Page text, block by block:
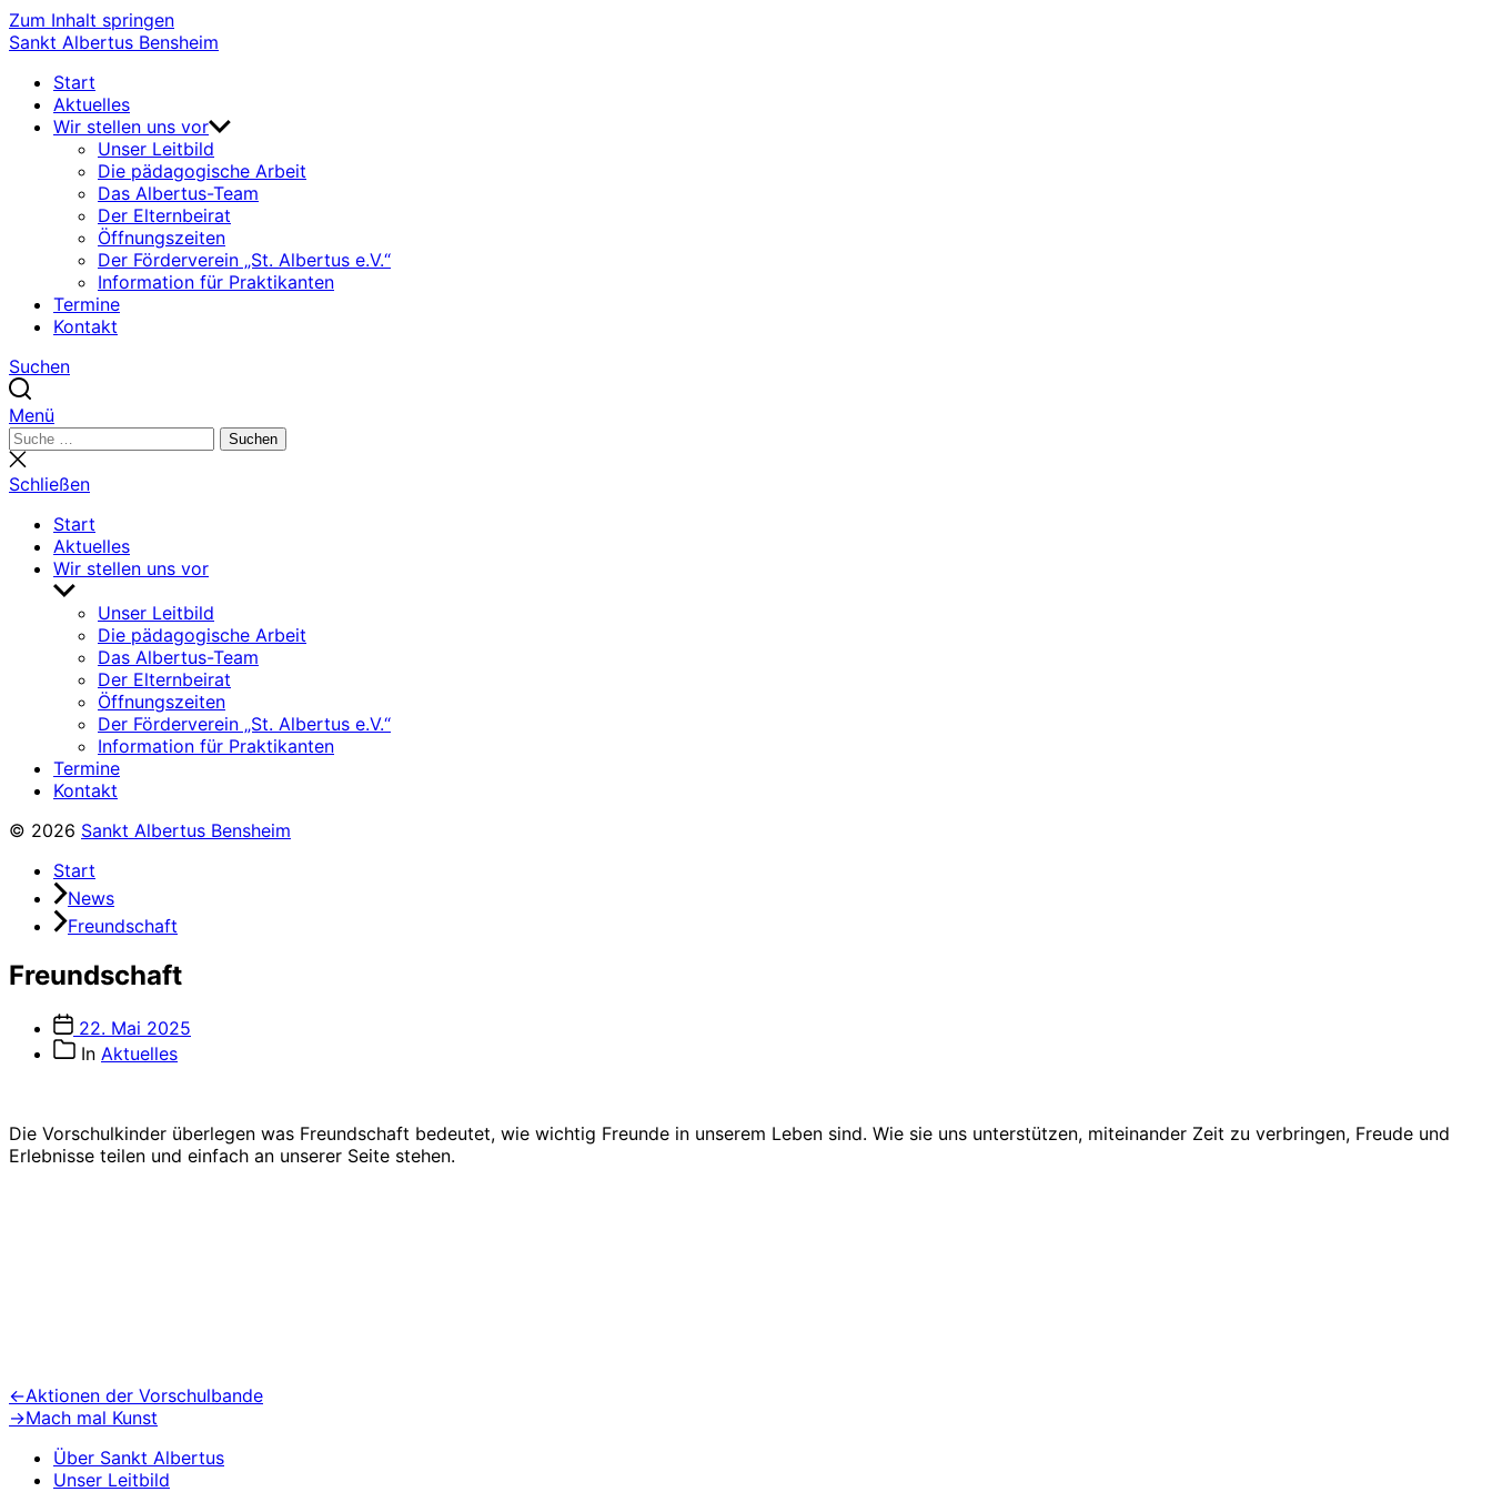
Zum Inhalt springen
Sankt Albertus Bensheim
Start
Aktuelles
Wir stellen uns vor
Unser Leitbild
Die pädagogische Arbeit
Das Albertus-Team
Der Elternbeirat
Öffnungszeiten
Der Förderverein „St. Albertus e.V.“
Information für Praktikanten
Termine
Kontakt
Suchen
Menü
Suchen
nach:
Suchen
Suche
schließen
Schließen
Start
Aktuelles
Wir stellen uns vor
Untermenü
anzeigenUnser Leitbild
Die pädagogische Arbeit
Das Albertus-Team
Der Elternbeirat
Öffnungszeiten
Der Förderverein „St. Albertus e.V.“
Information für Praktikanten
Termine
Kontakt
© 2026 Sankt Albertus Bensheim
Start
News
Freundschaft
Freundschaft
Veröffentlichungsdatum
22. Mai 2025
Beitragskategorien
In Aktuelles
Die Vorschulkinder überlegen was Freundschaft bedeutet, wie wichtig Freunde in unserem Leben sind. Wie sie uns unterstützen, miteinander Zeit zu verbringen, Freude und
Erlebnisse teilen und einfach an unserer Seite stehen.
Beitragsnavigation
←Vorheriger
Beitrag:
Aktionen der Vorschulbande
→Nächster
Mach mal Kunst
Über Sankt Albertus
Unser Leitbild